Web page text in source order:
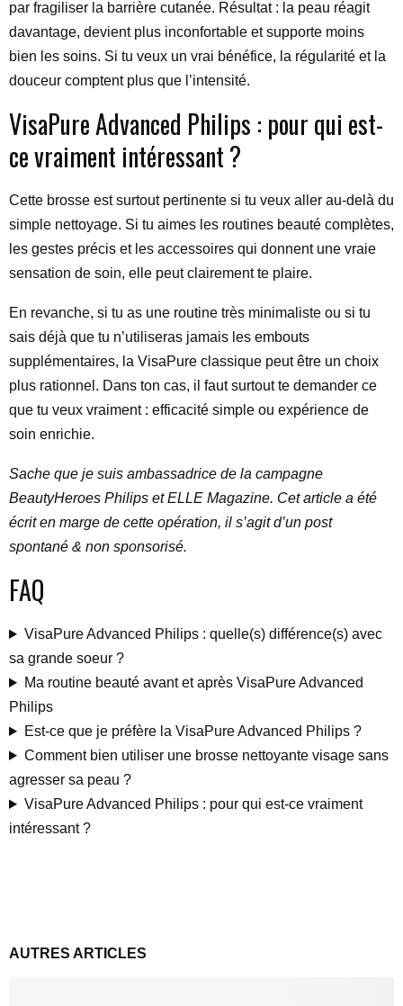
par fragiliser la barrière cutanée. Résultat : la peau réagit
davantage, devient plus inconfortable et supporte moins
bien les soins. Si tu veux un vrai bénéfice, la régularité et la
douceur comptent plus que l’intensité.
VisaPure Advanced Philips : pour qui est-
ce vraiment intéressant ?
Cette brosse est surtout pertinente si tu veux aller au-delà du
simple nettoyage. Si tu aimes les routines beauté complètes,
les gestes précis et les accessoires qui donnent une vraie
sensation de soin, elle peut clairement te plaire.
En revanche, si tu as une routine très minimaliste ou si tu
sais déjà que tu n’utiliseras jamais les embouts
supplémentaires, la VisaPure classique peut être un choix
plus rationnel. Dans ton cas, il faut surtout te demander ce
que tu veux vraiment : efficacité simple ou expérience de
soin enrichie.
Sache que je suis ambassadrice de la campagne
BeautyHeroes Philips et ELLE Magazine. Cet article a été
écrit en marge de cette opération, il s’agit d’un post
spontané & non sponsorisé.
FAQ
VisaPure Advanced Philips : quelle(s) différence(s) avec
sa grande soeur ?
Ma routine beauté avant et après VisaPure Advanced
Philips
Est-ce que je préfère la VisaPure Advanced Philips ?
Comment bien utiliser une brosse nettoyante visage sans
agresser sa peau ?
VisaPure Advanced Philips : pour qui est-ce vraiment
intéressant ?
AUTRES ARTICLES